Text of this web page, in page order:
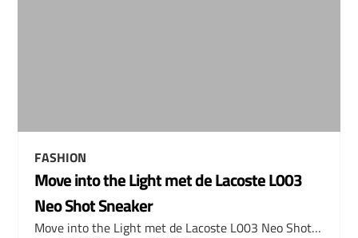
FASHION
Move into the Light met de Lacoste L003
Neo Shot Sneaker
Move into the Light met de Lacoste L003 Neo Shot…